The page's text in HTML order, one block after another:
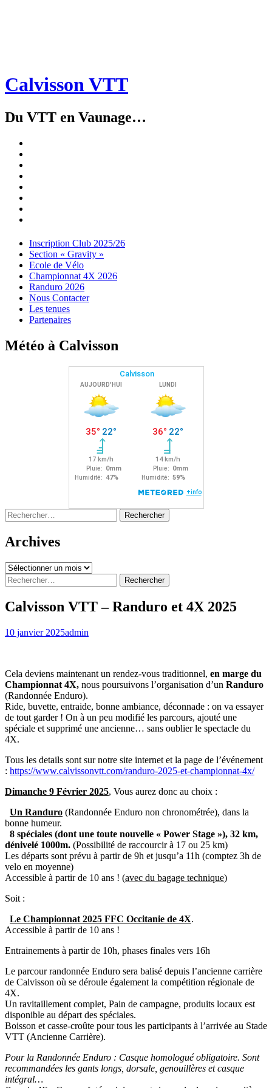
Calvisson VTT
Du VTT en Vaunage…
Menu
Widgets
Recherche
Aller
contenu
Inscription Club 2025/26
Section « Gravity »
Ecole de Vélo
Championnat 4X 2026
Randuro 2026
Nous Contacter
Les tenues
Partenaires
Météo à Calvisson
Rechercher :
Archives
Archives
Rechercher :
Calvisson VTT – Randuro et 4X 2025
10 janvier 2025admin
Cela deviens maintenant un rendez-vous traditionnel, en marge du
Championnat 4X, nous poursuivons l’organisation d’un Randuro
(Randonnée Enduro).
Ride, buvette, entraide, bonne ambiance, déconnade : on va essayer
de tout garder ! On à un peu modifié les parcours, ajouté une
spéciale et supprimé une ancienne… sans oublier le spectacle du
4X.
Tous les details sont sur notre site internet et la page de l’événement
: https://www.calvissonvtt.com/randuro-2025-et-championnat-4x/
Dimanche 9 Février 2025, Vous aurez donc au choix :
Un Randuro (Randonnée Enduro non chronométrée), dans la
bonne humeur.
8 spéciales (dont une toute nouvelle « Power Stage »), 32 km,
dénivelé 1000m. (Possibilité de raccourcir à 17 ou 25 km)
Les départs sont prévu à partir de 9h et jusqu’a 11h (comptez 3h de
velo en moyenne)
Accessible à partir de 10 ans ! (avec du bagage technique)
Soit :
Le Championnat 2025 FFC Occitanie de 4X.
Accessible à partir de 10 ans !
Entrainements à partir de 10h, phases finales vers 16h
Le parcour randonnée Enduro sera balisé depuis l’ancienne carrière
de Calvisson où se déroule également la compétition régionale de
4X.
Un ravitaillement complet, Pain de campagne, produits locaux est
disponible au départ des spéciales.
Boisson et casse-croûte pour tous les participants à l’arrivée au Stade
VTT (Ancienne Carrière).
Pour la Randonnée Enduro : Casque homologué obligatoire. Sont
recommandées les gants longs, dorsale, genouillères et casque
intégral…